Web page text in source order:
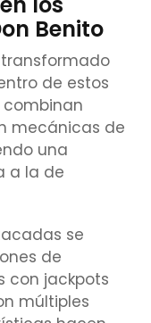
Benito
de estos
combinan
mecánicas de
una
a la de
se
de
con jackpots
múltiples